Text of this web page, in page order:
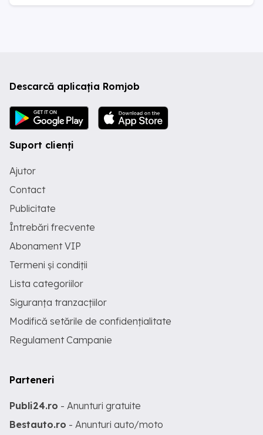
Descarcă aplicația Romjob
Suport clienți
Ajutor
Contact
Publicitate
Întrebări frecvente
Abonament VIP
Termeni și condiții
Lista categoriilor
Siguranța tranzacțiilor
Modifică setările de confidențialitate
Regulament Campanie
Parteneri
Publi24.ro - Anunturi gratuite
Bestauto.ro - Anunturi auto/moto